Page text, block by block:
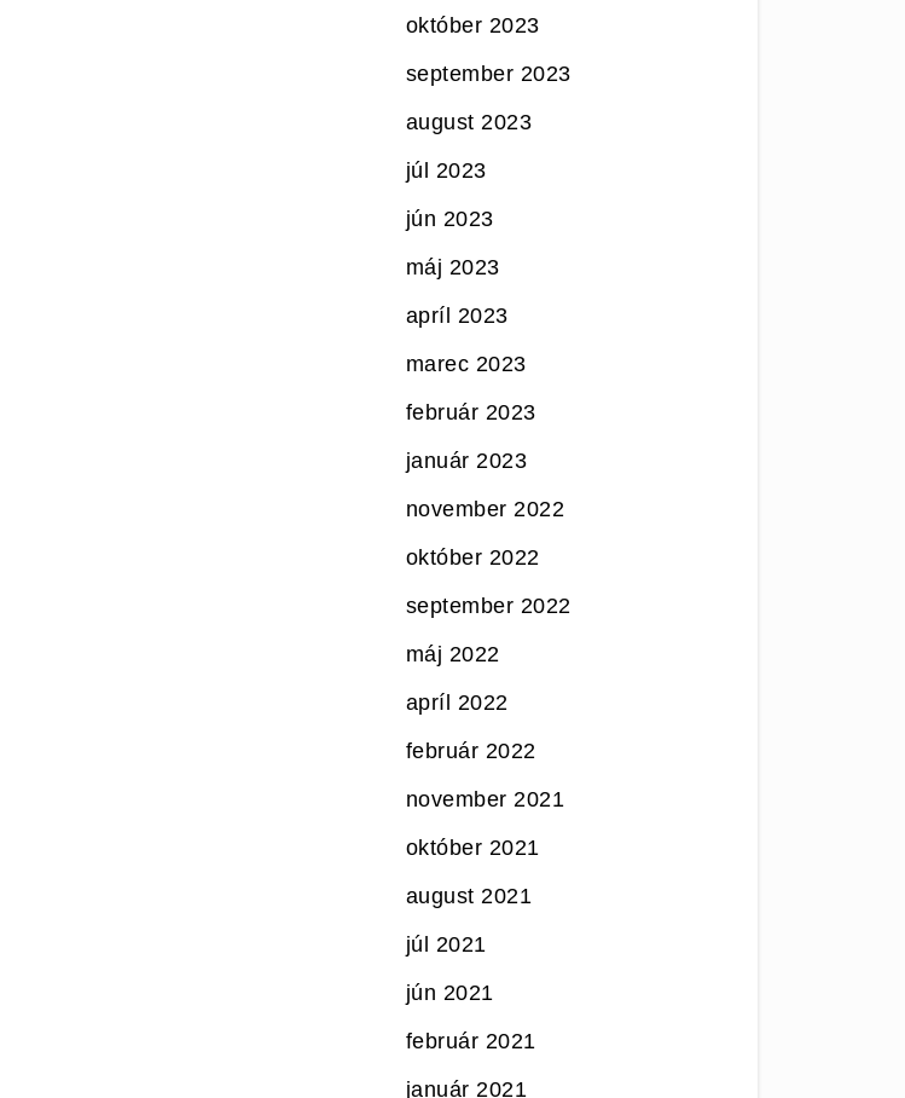
október 2023
september 2023
august 2023
júl 2023
jún 2023
máj 2023
apríl 2023
marec 2023
február 2023
január 2023
november 2022
október 2022
september 2022
máj 2022
apríl 2022
február 2022
november 2021
október 2021
august 2021
júl 2021
jún 2021
február 2021
január 2021